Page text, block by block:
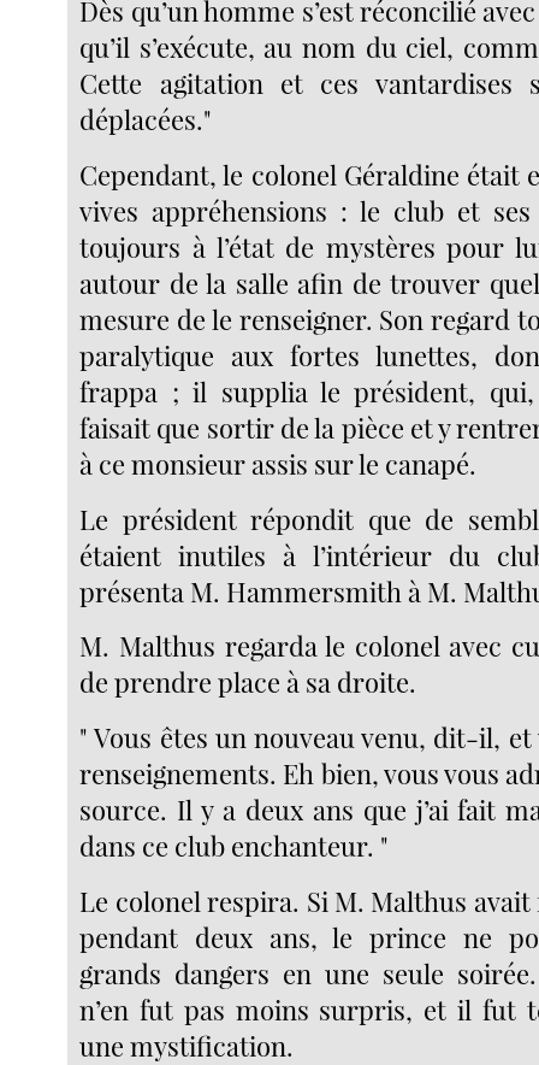
Dès qu’un homme s’est réconcilié
qu’il s’exécute, au nom du ciel,
Cette agitation et ces
déplacées."
Cependant, le colonel Géraldine était
vives appréhensions : le club et
toujours à l’état de mystères pour
autour de la salle afin de trouver
mesure de le renseigner. Son regard
paralytique aux fortes lunettes,
frappa ; il supplia le président,
faisait que sortir de la pièce et y
à ce monsieur assis sur le canapé.
Le président répondit que de
étaient inutiles à l’intérieur du
présenta M. Hammersmith à M.
M. Malthus regarda le colonel avec
de prendre place à sa droite.
" Vous êtes un nouveau venu, dit-il, et
renseignements. Eh bien, vous vous
source. Il y a deux ans que j’ai fait
dans ce club enchanteur. "
Le colonel respira. Si M. Malthus
pendant deux ans, le prince ne
grands dangers en une seule
n’en fut pas moins surpris, et il fut
une mystification.